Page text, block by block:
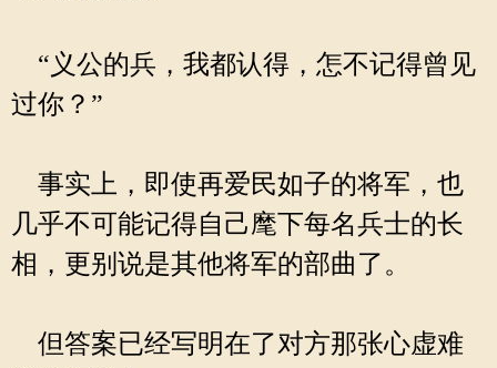
“义公的兵，我都认得，怎不记得曾见
过你？”
事实上，即使再爱民如子的将军，也
几乎不可能记得自己麾下每名兵士的长
相，更别说是其他将军的部曲了。
但答案已经写明在了对方那张心虚难